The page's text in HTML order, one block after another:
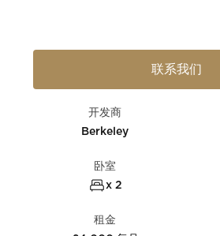
联系我们
开发商
Berkeley
卧室
x 2
租金